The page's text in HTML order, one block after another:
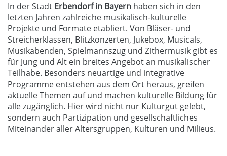
In der Stadt Erbendorf in Bayern haben sich in den
letzten Jahren zahlreiche musikalisch-kulturelle
Projekte und Formate etabliert. Von Bläser- und
Streicherklassen, Blitzkonzerten, Jukebox, Musicals,
Musikabenden, Spielmannszug und Zithermusik gibt es
für Jung und Alt ein breites Angebot an musikalischer
Teilhabe. Besonders neuartige und integrative
Programme entstehen aus dem Ort heraus, greifen
aktuelle Themen auf und machen kulturelle Bildung für
alle zugänglich. Hier wird nicht nur Kulturgut gelebt,
sondern auch Partizipation und gesellschaftliches
Miteinander aller Altersgruppen, Kulturen und Milieus.